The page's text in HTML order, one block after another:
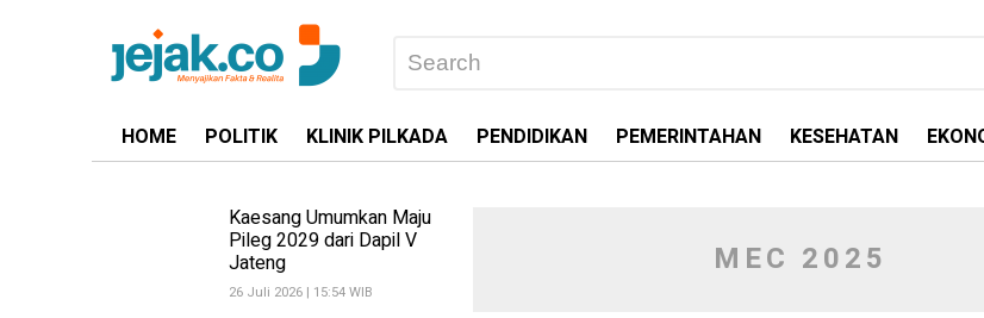
HOME POLITIK KLINIK PILKADA PENDIDIKAN PEMERINTAHAN KESEHATAN
Kaesang Umumkan Maju
Pileg 2029 dari Dapil V
Jateng
26 Juli 2026 | 15:54 WIB
MEC 2025